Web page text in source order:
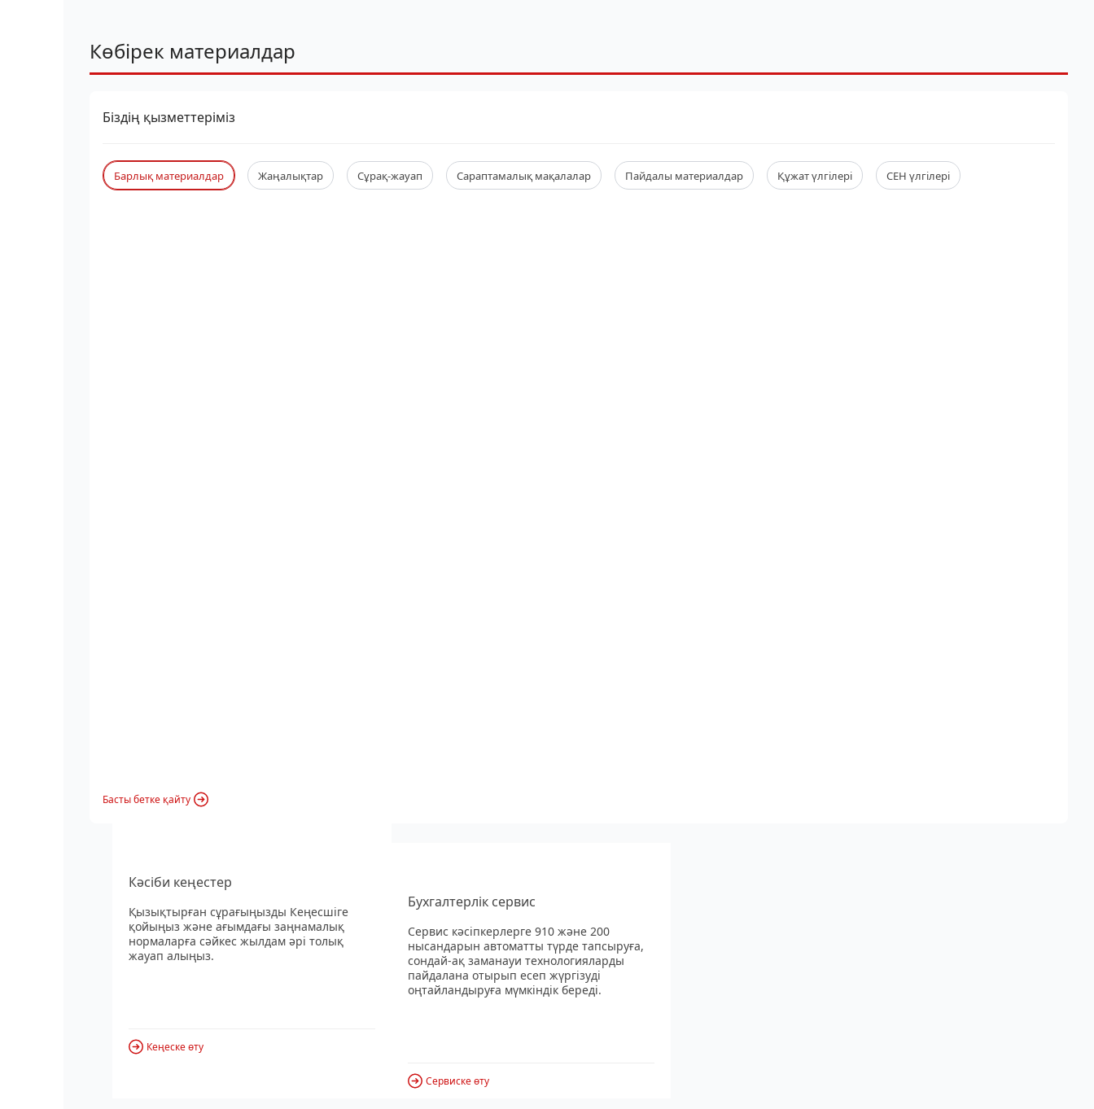
Көбірек материалдар
Біздің қызметтеріміз
Барлық материалдар Жаңалықтар Сұрақ-жауап Сараптамалық мақалалар Пайдалы материалдар Құжат үлгілері СЕН үлгілері
Басты бетке қайту
Кәсіби кеңестер
Қызықтырған сұрағыңызды Кеңесшіге
қойыңыз және ағымдағы заңнамалық
нормаларға сәйкес жылдам әрі толық
жауап алыңыз.
Кеңеске өту
Бухгалтерлік сервис
Сервис кәсіпкерлерге 910 және 200
нысандарын автоматты түрде тапсыруға,
сондай-ақ заманауи технологияларды
пайдалана отырып есеп жүргізуді
оңтайландыруға мүмкіндік береді.
Сервиске өту